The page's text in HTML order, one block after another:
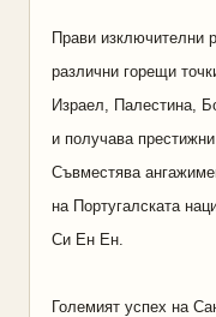
Прави изключителни
различни горещи
Израел, Палестина,
и получава
Съвместява
на Португалската
Си Ен Ен.
Големият успех на